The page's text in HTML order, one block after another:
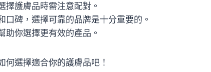
擇護膚品時需注意配對。
口碑，選擇可靠的品牌是十分重要的。
助你選擇更有效的產品。
何選擇適合你的護膚品吧！